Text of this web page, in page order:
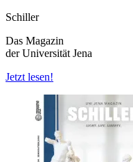
Schiller
Das Magazin
der Universität Jena
Jetzt lesen!